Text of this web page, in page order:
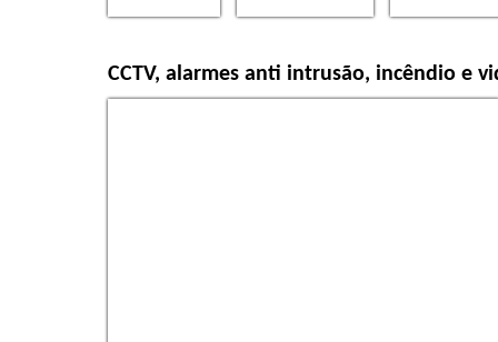
CCTV, alarmes anti intrusão, incêndio e